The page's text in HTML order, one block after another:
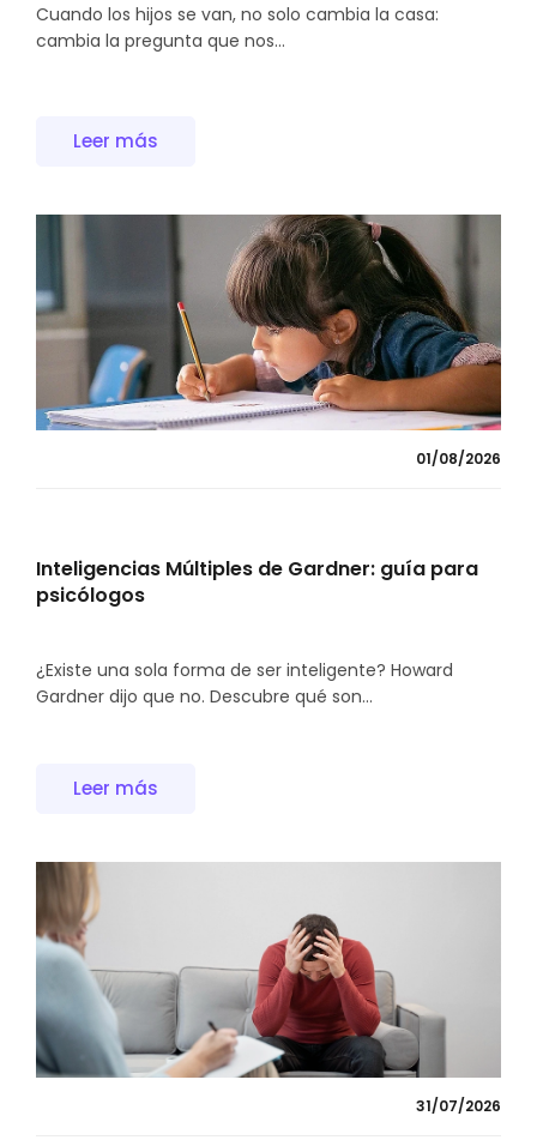
Cuando los hijos se van, no solo cambia la casa:
cambia la pregunta que nos...
Leer más
01/08/2026
Inteligencias Múltiples de Gardner: guía para
psicólogos
¿Existe una sola forma de ser inteligente? Howard
Gardner dijo que no. Descubre qué son...
Leer más
31/07/2026